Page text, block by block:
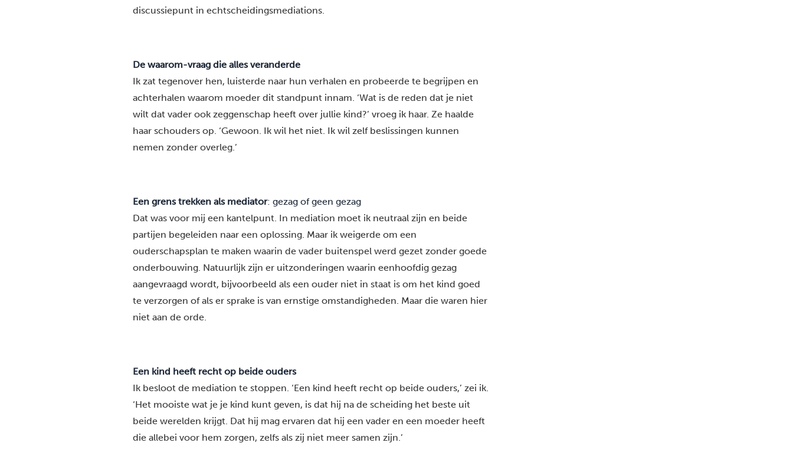
discussiepunt in echtscheidingsmediations.
De waarom-vraag die alles veranderde
Ik zat tegenover hen, luisterde naar hun verhalen en probeerde te begrijpen en
achterhalen waarom moeder dit standpunt innam. ‘Wat is de reden dat je niet
wilt dat vader ook zeggenschap heeft over jullie kind?’ vroeg ik haar. Ze haalde
haar schouders op. ‘Gewoon. Ik wil het niet. Ik wil zelf beslissingen kunnen
nemen zonder overleg.’
Een grens trekken als mediator: gezag of geen gezag
Dat was voor mij een kantelpunt. In mediation moet ik neutraal zijn en beide
partijen begeleiden naar een oplossing. Maar ik weigerde om een
ouderschapsplan te maken waarin de vader buitenspel werd gezet zonder goede
onderbouwing. Natuurlijk zijn er uitzonderingen waarin eenhoofdig gezag
aangevraagd wordt, bijvoorbeeld als een ouder niet in staat is om het kind goed
te verzorgen of als er sprake is van ernstige omstandigheden. Maar die waren hier
niet aan de orde.
Een kind heeft recht op beide ouders
Ik besloot de mediation te stoppen. ‘Een kind heeft recht op beide ouders,’ zei ik.
‘Het mooiste wat je je kind kunt geven, is dat hij na de scheiding het beste uit
beide werelden krijgt. Dat hij mag ervaren dat hij een vader en een moeder heeft
die allebei voor hem zorgen, zelfs als zij niet meer samen zijn.’